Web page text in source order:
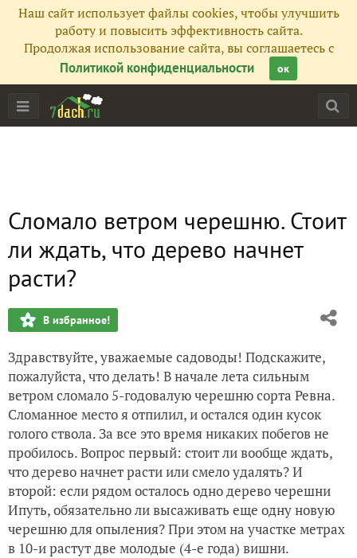
Наш сайт использует файлы cookies, чтобы улучшить
работу и повысить эффективность сайта.
Продолжая использование сайта, вы соглашаетесь с
Политикой конфиденциальности
ок
Сломало ветром черешню. Стоит
ли ждать, что дерево начнет
расти?
В избранное!
Здравствуйте, уважаемые садоводы! Подскажите,
пожалуйста, что делать! В начале лета сильным
ветром сломало 5-годовалую черешню сорта Ревна.
Сломанное место я отпилил, и остался один кусок
голого ствола. За все это время никаких побегов не
пробилось. Вопрос первый: стоит ли вообще ждать,
что дерево начнет расти или смело удалять? И
второй: если рядом осталось одно дерево черешни
Ипуть, обязательно ли высаживать еще одну новую
черешню для опыления? При этом на участке метрах
в 10-и растут две молодые (4-е года) вишни.